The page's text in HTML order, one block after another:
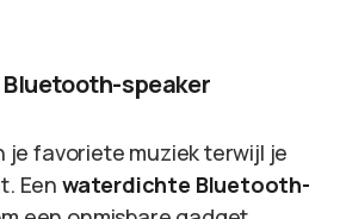
speaker
je favoriete muziek terwijl je
Een waterdichte Bluetooth-